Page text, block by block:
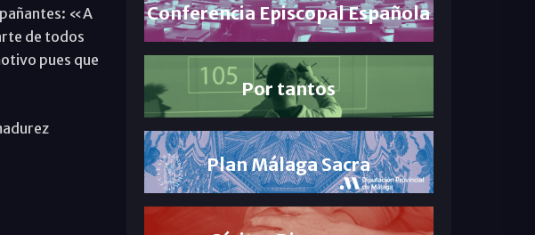
«A
de todos
pues que
Conferencia Episcopal Española
Por tantos
Plan Málaga Sacra